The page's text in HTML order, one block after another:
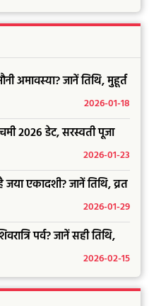
अमावस्या? जानें तिथि, मुहूर्त
2026-01-18
2026 डेट, सरस्वती पूजा
2026-01-23
एकादशी? जानें तिथि, व्रत
2026-01-29
पर्व? जानें सही तिथि,
2026-02-15